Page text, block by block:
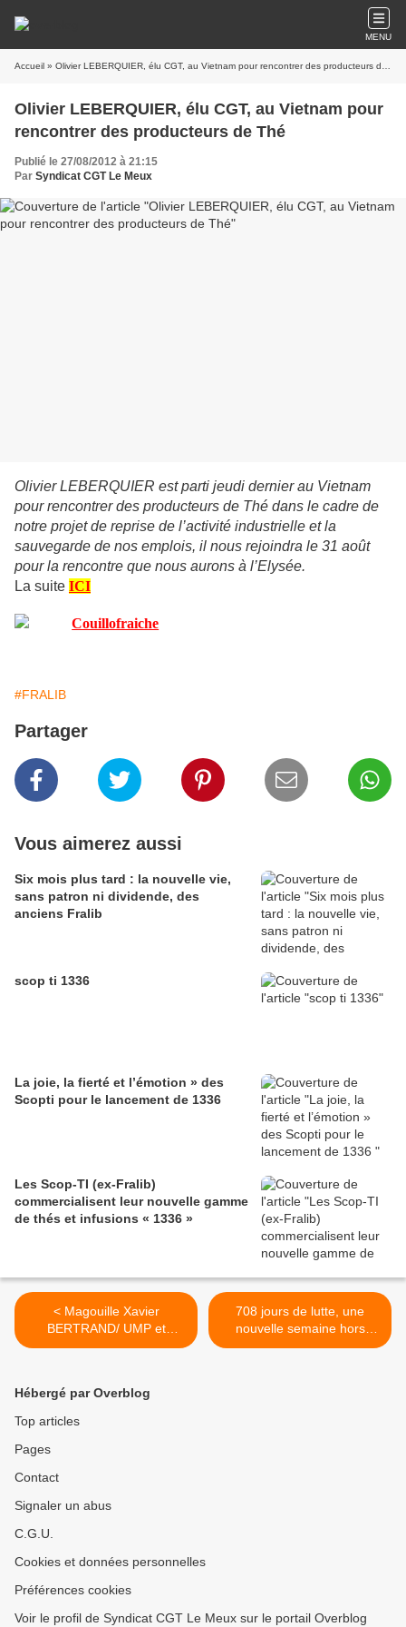
MENU
Accueil » Olivier LEBERQUIER, élu CGT, au Vietnam pour rencontrer des producteurs de Thé
Olivier LEBERQUIER, élu CGT, au Vietnam pour
rencontrer des producteurs de Thé
Publié le 27/08/2012 à 21:15
Par Syndicat CGT Le Meux
Olivier LEBERQUIER est parti jeudi dernier au Vietnam
pour rencontrer des producteurs de Thé dans le cadre de
notre projet de reprise de l’activité industrielle et la
sauvegarde de nos emplois, il nous rejoindra le 31 août
pour la rencontre que nous aurons à l’Elysée.
La suite ICI
#FRALIB
Partager
Vous aimerez aussi
Six mois plus tard : la nouvelle vie,
sans patron ni dividende, des
anciens Fralib
scop ti 1336
La joie, la fierté et l’émotion » des
Scopti pour le lancement de 1336
Les Scop-TI (ex-Fralib)
commercialisent leur nouvelle gamme
de thés et infusions « 1336 »
< Magouille Xavier
BERTRAND/ UMP et
UNILEVER ...
708 jours de lutte, une
nouvelle semaine hors
norme et…la GAUCHE au
Hébergé par Overblog
Top articles
Pages
Contact
Signaler un abus
C.G.U.
Cookies et données personnelles
Préférences cookies
Voir le profil de Syndicat CGT Le Meux sur le portail Overblog